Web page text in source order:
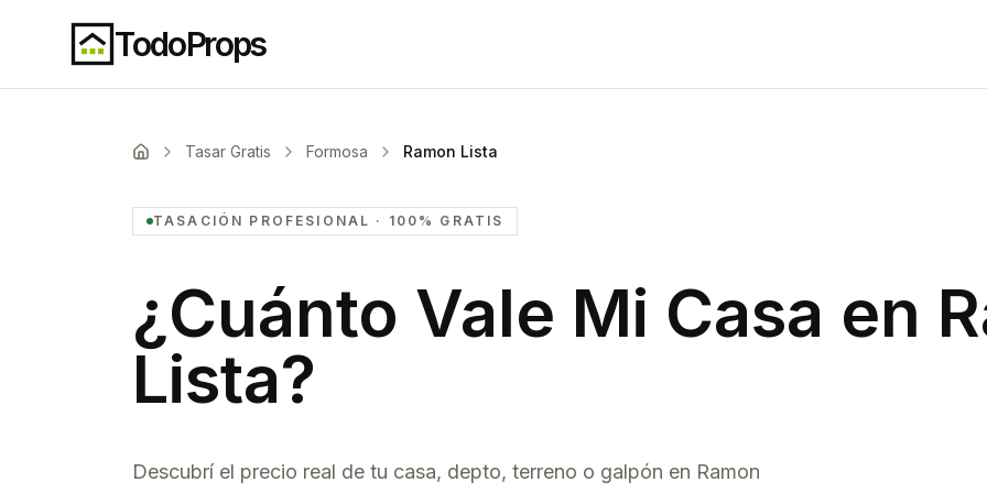
TodoProps
Tasar Gratis Formosa Ramon Lista
TASACIÓN PROFESIONAL · 100% GRATIS
¿Cuánto Vale Mi Casa en
Lista?
Descubrí el precio real de tu casa, depto, terreno o galpón en Ramon